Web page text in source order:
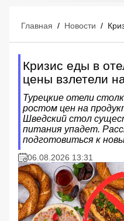
Главная / Новости /
Кризис еды в
цены взлетели
Турецкие отели
ростом цен на
Шведский стол
питания упадет.
подготовиться к
06.08.2026 13:31